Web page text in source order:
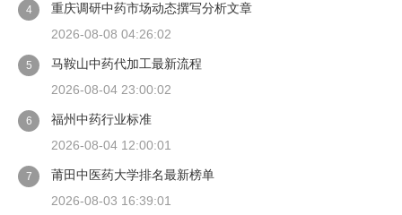
4
重庆调研中药市场动态撰写分析文章
2026-08-08 04:26:02
5
马鞍山中药代加工最新流程
2026-08-04 23:00:02
6
福州中药行业标准
2026-08-04 12:00:01
7
莆田中医药大学排名最新榜单
2026-08-03 16:39:01